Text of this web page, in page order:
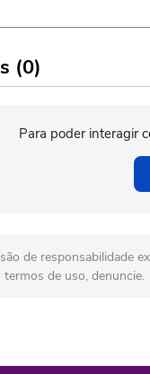
(0)
Para poder interagir
de responsabilidade
termos de uso, denuncie.